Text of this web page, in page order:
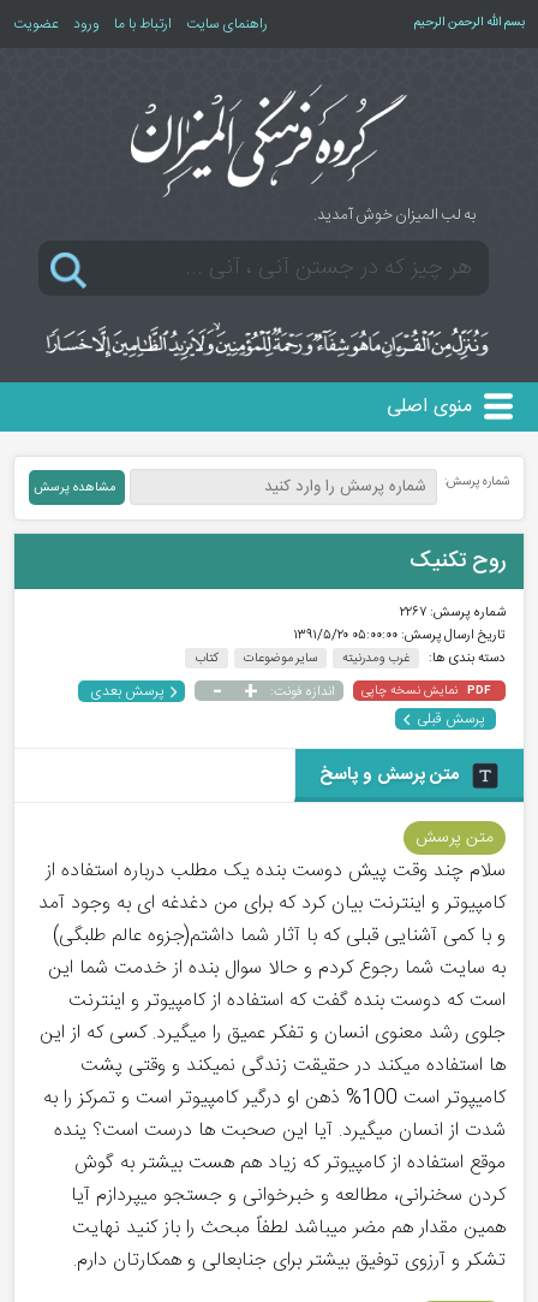
بسم الله الرحمن الرحیم راهنمای سایت ارتباط با ما ورود عضویت
به لب المیزان خوش آمدید.
منوی اصلی
شماره پرسش:
روح تکنیک
شماره پرسش:۲۲۶۷
تاریخ ارسال پرسش:۰۵:۰۰:۰۰ ۱۳۹۱/۵/۲۰
دسته بندی ها:
غرب‌ و مدرنیته سایر موضوعات کتاب
PDF نمایش نسخه چاپی اندازه فونت: +
-
پرسش بعدی
پرسش قبلی
متن پرسش و پاسخ
متن پرسش
سلام چند وقت پیش دوست بنده یک مطلب درباره استفاده از
کامپیوتر و اینترنت بیان کرد که برای من دغدغه ای به وجود آمد
و با کمی آشنایی قبلی که با آثار شما داشتم(جزوه عالم طلبگی)
به سایت شما رجوع کردم و حالا سوال بنده از خدمت شما این
است که دوست بنده گفت که استفاده از کامپیوتر و اینترنت
جلوی رشد معنوی انسان و تفکر عمیق را میگیرد. کسی که از این
ها استفاده میکند در حقیقت زندگی نمیکند و وقتی پشت
کامیپوتر است 100% ذهن او درگیر کامپیوتر است و تمرکز را به
شدت از انسان میگیرد. آیا این صحبت ها درست است؟ ینده
موقع استفاده از کامپیوتر که زیاد هم هست بیشتر به گوش
کردن سخنرانی، مطالعه و خبرخوانی و جستجو میپردازم آیا
همین مقدار هم مضر میباشد لطفاً مبحث را باز کنید نهایت
تشکر و آرزوی توفیق بیشتر برای جنابعالی و همکارتان دارم.